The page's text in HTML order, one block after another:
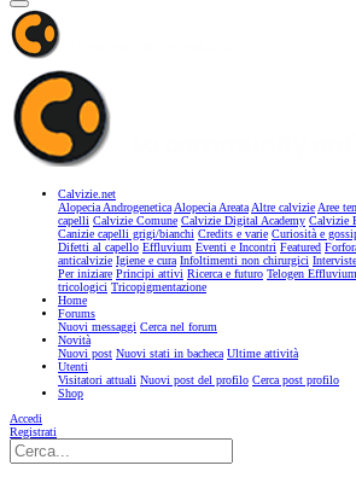
Calvizie.net
Alopecia AndrogeneticaAlopecia AreataAltre calvizieAree
capelli Calvizie Comune Calvizie Digital Academy Calvizie
Canizie capelli grigi/bianchi Credits e varie Curiosità e
Difetti al capello Effluvium Eventi e Incontri Featured
anticalvizie Igiene e cura Infoltimenti non chirurgici Interviste
Per iniziare Principi attivi Ricerca e futuro Telogen Effluvium
tricologici Tricopigmentazione
Home
Forums
Nuovi messaggi Cerca nel forum
Novità
Nuovi post Nuovi stati in bacheca Ultime attività
Utenti
Visitatori attuali Nuovi post del profilo Cerca post profilo
Shop
Accedi
Registrati